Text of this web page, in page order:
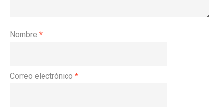
Nombre *
Correo electrónico *